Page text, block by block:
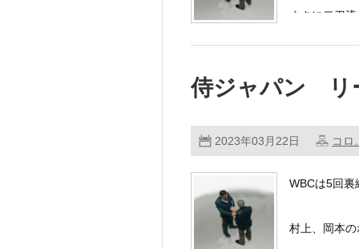
まさに二刀
侍ジャパ
侍ジャパン リ
2023年03月22日 コロ
WBCは5回
村上、岡本